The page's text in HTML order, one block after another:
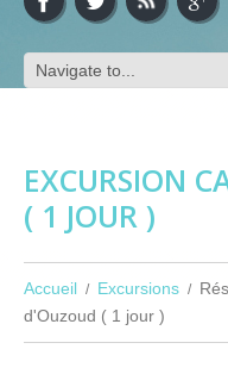
EXCURSION
( 1 JOUR )
Accueil Excursions
d'Ouzoud ( 1 jour )